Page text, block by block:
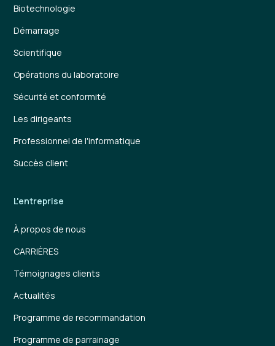
Biotechnologie
Démarrage
Scientifique
Opérations du laboratoire
Sécurité et conformité
Les dirigeants
Professionnel de l'informatique
Succès client
L'entreprise
À propos de nous
CARRIÈRES
Témoignages clients
Actualités
Programme de recommandation
Programme de parrainage